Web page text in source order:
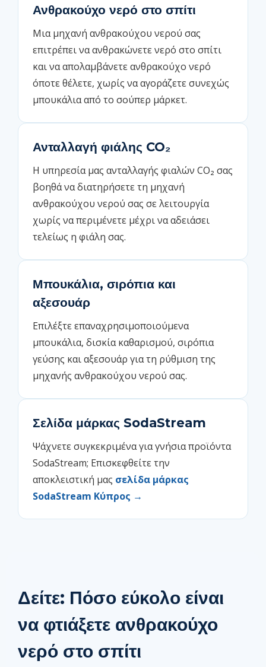
Ανθρακούχο νερό στο σπίτι
Μια μηχανή ανθρακούχου νερού σας
επιτρέπει να ανθρακώνετε νερό στο σπίτι
και να απολαμβάνετε ανθρακούχο νερό
όποτε θέλετε, χωρίς να αγοράζετε συνεχώς
μπουκάλια από το σούπερ μάρκετ.
Ανταλλαγή φιάλης CO₂
Η υπηρεσία μας ανταλλαγής φιαλών CO₂ σας
βοηθά να διατηρήσετε τη μηχανή
ανθρακούχου νερού σας σε λειτουργία
χωρίς να περιμένετε μέχρι να αδειάσει
τελείως η φιάλη σας.
Μπουκάλια, σιρόπια και
αξεσουάρ
Επιλέξτε επαναχρησιμοποιούμενα
μπουκάλια, δισκία καθαρισμού, σιρόπια
γεύσης και αξεσουάρ για τη ρύθμιση της
μηχανής ανθρακούχου νερού σας.
Σελίδα μάρκας SodaStream
Ψάχνετε συγκεκριμένα για γνήσια προϊόντα
SodaStream; Επισκεφθείτε την
αποκλειστική μας σελίδα μάρκας
SodaStream Κύπρος →
Δείτε: Πόσο εύκολο είναι
να φτιάξετε ανθρακούχο
νερό στο σπίτι